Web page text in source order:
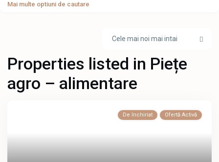
Mai multe optiuni de cautare
Cele mai noi mai intai
Properties listed in Piețe
agro – alimentare
De închiriat Ofertă Activă